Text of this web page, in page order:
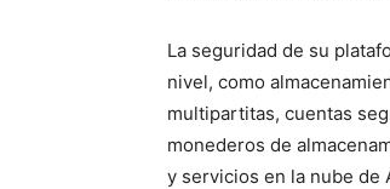
La seguridad de su
nivel, como
multipartitas, cuentas
monederos de
y servicios en la nube de